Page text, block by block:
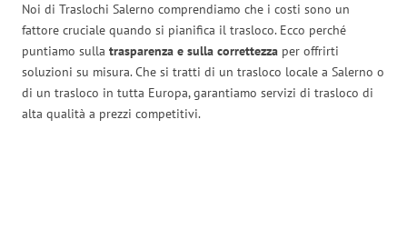
Noi di Traslochi Salerno comprendiamo che i costi sono un
fattore cruciale quando si pianifica il trasloco. Ecco perché
puntiamo sulla trasparenza e sulla correttezza per offrirti
soluzioni su misura. Che si tratti di un trasloco locale a Salerno o
di un trasloco in tutta Europa, garantiamo servizi di trasloco di
alta qualità a prezzi competitivi.